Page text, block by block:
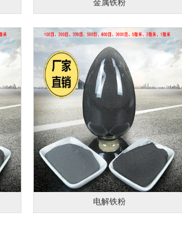
金属铁粉
电解铁粉